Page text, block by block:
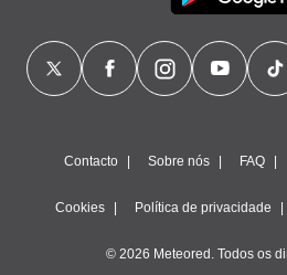
Contacto Sobre nós FAQ
Cookies Política de privacidade
© 2026 Meteored. Todos os